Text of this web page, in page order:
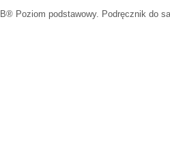
Poziom podstawowy. Podręcznik do